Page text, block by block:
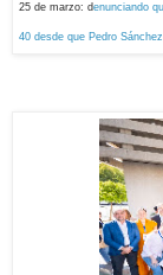
25 de marzo: denunciando
40 desde que Pedro